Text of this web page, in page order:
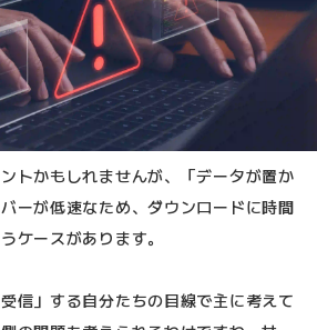
トかもしれませんが、「データが置か
ーが低速なため、ダウンロードに時間
ケースがあります。
信」する自分たちの目線で主に考えて